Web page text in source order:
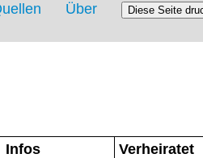
Über
Infos Verheiratet